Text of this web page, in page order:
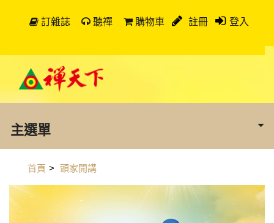
訂雜誌 聽禪 購物車 註冊 登入
主選單
首頁 > 頭家開講